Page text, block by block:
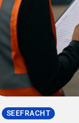
SEEFRACHT